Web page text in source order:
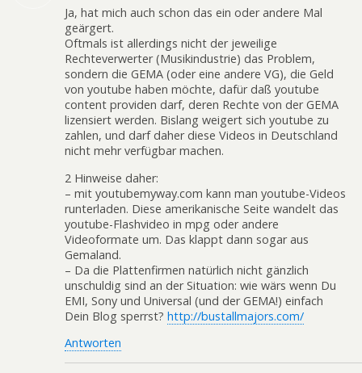
Ja, hat mich auch schon das ein oder andere Mal
geärgert.
Oftmals ist allerdings nicht der jeweilige
Rechteverwerter (Musikindustrie) das Problem,
sondern die GEMA (oder eine andere VG), die Geld
von youtube haben möchte, dafür daß youtube
content providen darf, deren Rechte von der GEMA
lizensiert werden. Bislang weigert sich youtube zu
zahlen, und darf daher diese Videos in Deutschland
nicht mehr verfügbar machen.
2 Hinweise daher:
– mit youtubemyway.com kann man youtube-Videos
runterladen. Diese amerikanische Seite wandelt das
youtube-Flashvideo in mpg oder andere
Videoformate um. Das klappt dann sogar aus
Gemaland.
– Da die Plattenfirmen natürlich nicht gänzlich
unschuldig sind an der Situation: wie wärs wenn Du
EMI, Sony und Universal (und der GEMA!) einfach
Dein Blog sperrst? http://bustallmajors.com/
Antworten